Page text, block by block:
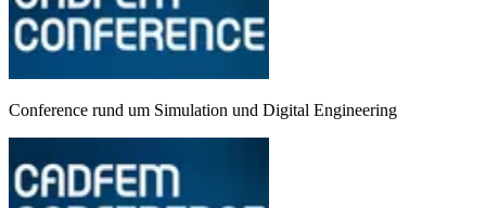
Conference rund um Simulation und Digital Engineering